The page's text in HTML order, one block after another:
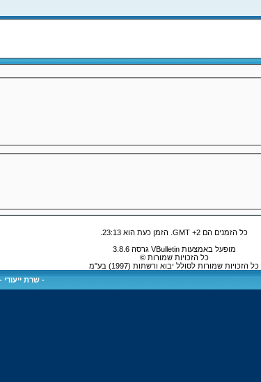
כל הזמנים הם GMT +2. הזמן כעת הוא 23:13
.
מופעל באמצעות VBulletin גרסה 3.8.6
כל הזכויות שמורות ©
כל הזכויות שמורות לסולל יבוא ורשתות (1997) בע"מ
- שרת ייעודי -